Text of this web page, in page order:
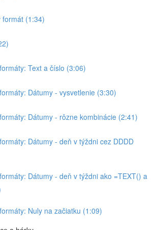
formát (1:34)
Text a číslo (3:06)
Dátumy - vysvetlenie (3:30)
Dátumy - rôzne kombinácie (2:41)
Dátumy - deň v týždni cez DDDD
Dátumy - deň v týždni ako =TEXT() a
Nuly na začiatku (1:09)